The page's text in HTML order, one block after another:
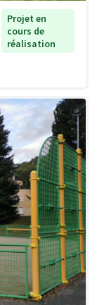
Projet en
cours de
réalisation